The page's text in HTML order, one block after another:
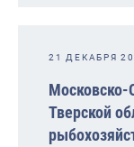
21 ДЕКАБРЯ
Московско-
Тверской